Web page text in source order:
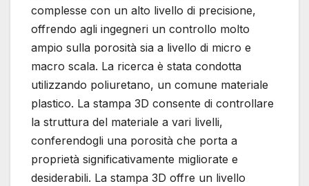
complesse con un alto livello di precisione,
offrendo agli ingegneri un controllo molto
ampio sulla porosità sia a livello di micro e
macro scala. La ricerca è stata condotta
utilizzando poliuretano, un comune materiale
plastico. La stampa 3D consente di controllare
la struttura del materiale a vari livelli,
conferendogli una porosità che porta a
proprietà significativamente migliorate e
desiderabili. La stampa 3D offre un livello